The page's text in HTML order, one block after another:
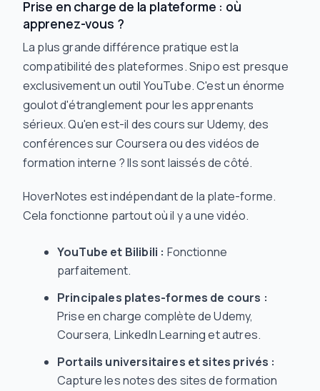
Prise en charge de la plateforme : où
apprenez-vous ?
La plus grande différence pratique est la
compatibilité des plateformes. Snipo est presque
exclusivement un outil YouTube. C'est un énorme
goulot d'étranglement pour les apprenants
sérieux. Qu'en est-il des cours sur Udemy, des
conférences sur Coursera ou des vidéos de
formation interne ? Ils sont laissés de côté.
HoverNotes est indépendant de la plate-forme.
Cela fonctionne partout où il y a une vidéo.
YouTube et Bilibili : Fonctionne
parfaitement.
Principales plates-formes de cours :
Prise en charge complète de Udemy,
Coursera, LinkedIn Learning et autres.
Portails universitaires et sites privés :
Capture les notes des sites de formation